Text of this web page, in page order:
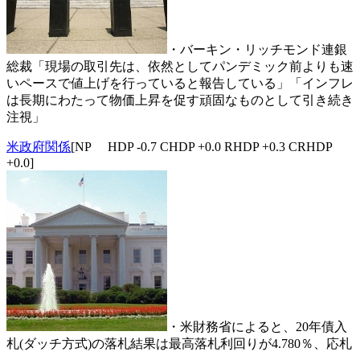
・バーキン・リッチモンド連銀
総裁「現場の取引先は、依然としてパンデミック前よりも速
いペースで値上げを行っていると報告している」「インフレ
は長期にわたって物価上昇を促す頑固なものとして引き続き
注視」
米政府関係[NP HDP -0.7 CHDP +0.0 RHDP +0.3 CRHDP
+0.0]
・米財務省によると、20年債入
札(ダッチ方式)の落札結果は最高落札利回りが4.780％、応札